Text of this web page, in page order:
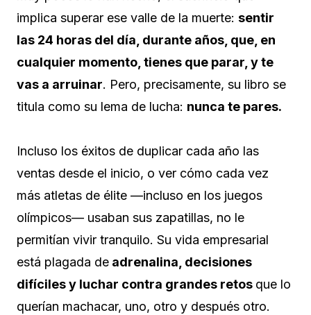
implica superar ese valle de la muerte: sentir
las 24 horas del día, durante años, que, en
cualquier momento, tienes que parar, y te
vas a arruinar. Pero, precisamente, su libro se
titula como su lema de lucha: nunca te pares.
Incluso los éxitos de duplicar cada año las
ventas desde el inicio, o ver cómo cada vez
más atletas de élite —incluso en los juegos
olímpicos— usaban sus zapatillas, no le
permitían vivir tranquilo. Su vida empresarial
está plagada de adrenalina, decisiones
difíciles y luchar contra grandes retos que lo
querían machacar, uno, otro y después otro.